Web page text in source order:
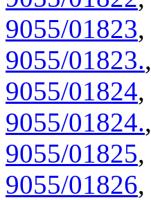
9055/01823,
9055/01823.,
9055/01824,
9055/01824.,
9055/01825,
9055/01826,